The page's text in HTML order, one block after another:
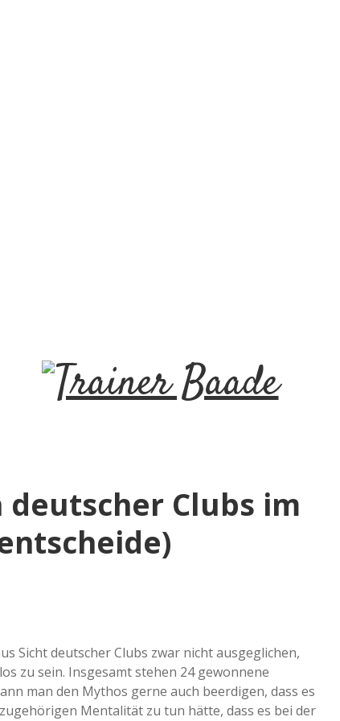
T
i
n
r
Clubs im
Sicht deutscher Clubs zwar nicht ausgeglichen,
zu sein. Insgesamt stehen 24 gewonnene
man den Mythos gerne auch beerdigen, dass es
Mentalität zu tun hätte, dass es bei der